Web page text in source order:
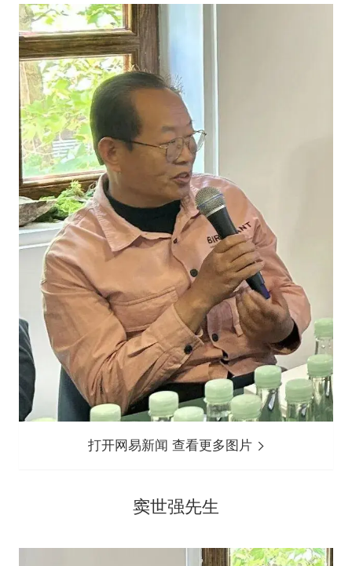
打开网易新闻 查看更多图片
窦世强先生